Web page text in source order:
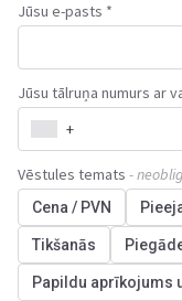
Jūsu e-pasts *
Jūsu tālruņa numurs ar
+
Vēstules temats -
Cena / PVN
Tikšanās
Papildu aprīkojums